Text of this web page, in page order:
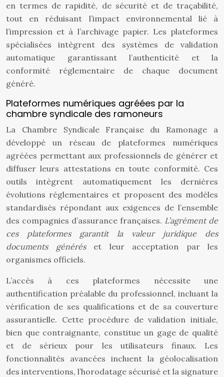
en termes de rapidité, de sécurité et de traçabilité,
tout en réduisant l’impact environnemental lié à
l’impression et à l’archivage papier. Les plateformes
spécialisées intègrent des systèmes de validation
automatique garantissant l’authenticité et la
conformité réglementaire de chaque document
généré.
Plateformes numériques agréées par la
chambre syndicale des ramoneurs
La Chambre Syndicale Française du Ramonage a
développé un réseau de plateformes numériques
agréées permettant aux professionnels de générer et
diffuser leurs attestations en toute conformité. Ces
outils intègrent automatiquement les dernières
évolutions réglementaires et proposent des modèles
standardisés répondant aux exigences de l’ensemble
des compagnies d’assurance françaises. L’agrément de
ces plateformes garantit la valeur juridique des
documents générés et leur acceptation par les
organismes officiels.
L’accès à ces plateformes nécessite une
authentification préalable du professionnel, incluant la
vérification de ses qualifications et de sa couverture
assurantielle. Cette procédure de validation initiale,
bien que contraignante, constitue un gage de qualité
et de sérieux pour les utilisateurs finaux. Les
fonctionnalités avancées incluent la géolocalisation
des interventions, l’horodatage sécurisé et la signature